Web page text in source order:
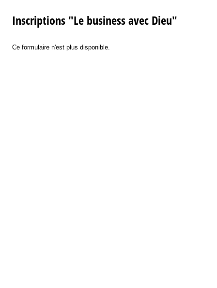
Inscriptions "Le business avec Dieu"
Ce formulaire n'est plus disponible.